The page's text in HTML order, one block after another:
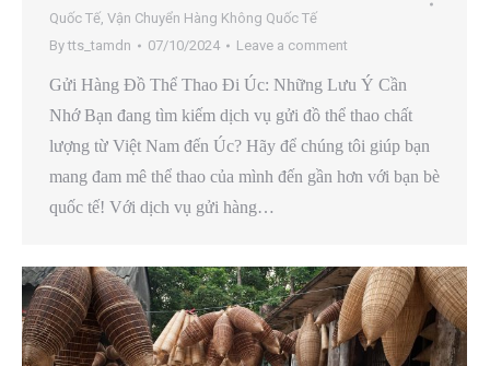
Quốc Tế, Vận Chuyển Hàng Không Quốc Tế
Bytts_tamdn 07/10/2024 Leave a comment
Gửi Hàng Đồ Thể Thao Đi Úc: Những Lưu Ý Cần
Nhớ Bạn đang tìm kiếm dịch vụ gửi đồ thể thao chất
lượng từ Việt Nam đến Úc? Hãy để chúng tôi giúp bạn
mang đam mê thể thao của mình đến gần hơn với bạn bè
quốc tế! Với dịch vụ gửi hàng…